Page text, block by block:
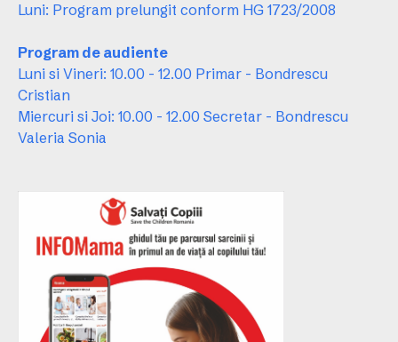
Luni: Program prelungit conform HG 1723/2008
Program de audiente
Luni si Vineri: 10.00 - 12.00 Primar - Bondrescu
Cristian
Miercuri si Joi: 10.00 - 12.00 Secretar - Bondrescu
Valeria Sonia